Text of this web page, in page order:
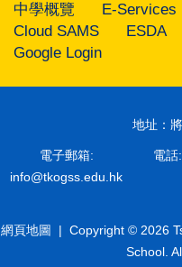
中學概覽 E-Services
Cloud SAMS
ESDA
Google Login
地址：
電子郵箱:
info@tkogss.edu.hk
電
網頁地圖 | Copyright © 2026
School.